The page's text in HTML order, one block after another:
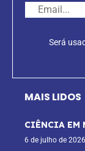
Será
MAIS LIDOS
CIÊNCIA EM
6 de julho de 2026